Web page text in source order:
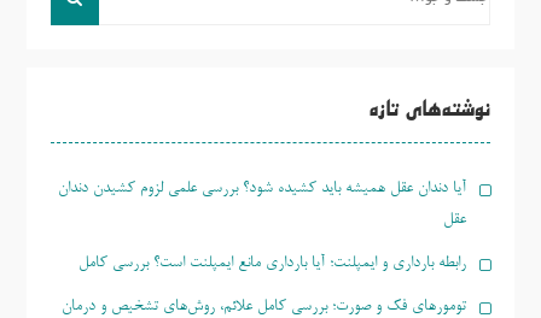
نوشته‌های تازه
آیا دندان عقل همیشه باید کشیده شود؟ بررسی علمی لزوم کشیدن دندان
عقل
رابطه بارداری و ایمپلنت؛ آیا بارداری مانع ایمپلنت است؟ بررسی کامل
تومورهای فک و صورت؛ بررسی کامل علائم، روش‌های تشخیص و درمان